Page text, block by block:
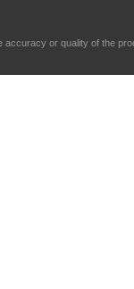
accuracy or quality of the